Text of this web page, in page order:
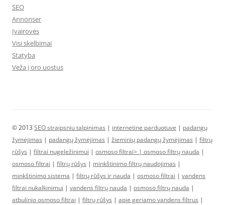
SEO
Annonser
Įvairovės
Visi skelbimai
Statyba
Veža į oro uostus
© 2013 SEO straipsniu talpinimas | internetine parduotuve | padangų
žymėjimas | padangų žymėjimas | žieminių padangų žymėjimas | filtrų
rūšys | filtrai nugeležinimui | osmoso filtrai> | osmoso filtrų nauda |
osmoso filtrai | filtrų rūšys | minkštinimo filtrų naudojimas |
minkštinimo sistema | filtrų rūšys ir nauda | osmoso filtrai | vandens
filtrai nukalkinimui | vandens filtrų nauda | osmoso filtrų nauda |
atbulinio osmoso filtrai | filtrų rūšys | apie geriamo vandens filtrus |